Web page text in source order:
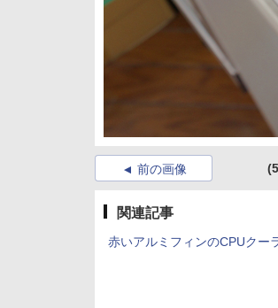
前の画像
関連記事
赤いアルミフィンのCPUクー